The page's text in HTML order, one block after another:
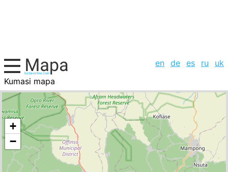
en de es ru
uk
Kumasi mapa
Ghana, la lista de ciudades
+
−